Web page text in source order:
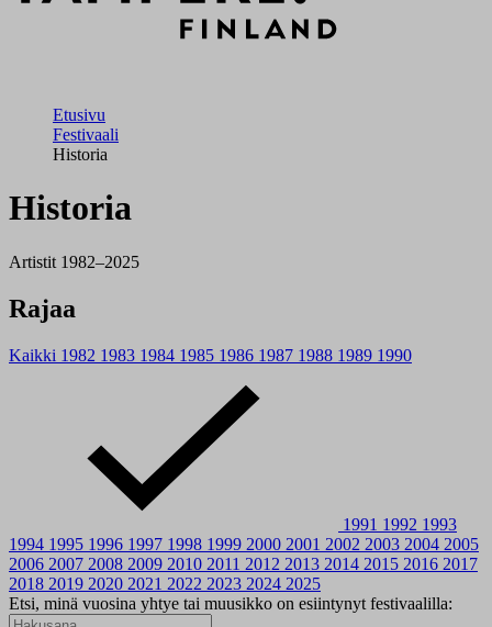
Etusivu
Festivaali
Historia
Historia
Artistit 1982–2025
Rajaa
Kaikki 1982 1983 1984 1985 1986 1987 1988 1989 1990
1991 1992 1993
1994 1995 1996 1997 1998 1999 2000 2001 2002 2003 2004 2005
2006 2007 2008 2009 2010 2011 2012 2013 2014 2015 2016 2017
2018 2019 2020 2021 2022 2023 2024 2025
Etsi, minä vuosina yhtye tai muusikko on esiintynyt festivaalilla: